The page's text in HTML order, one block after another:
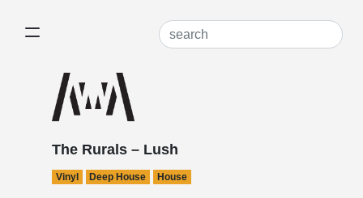
The Rurals – Lush
Vinyl Deep House House